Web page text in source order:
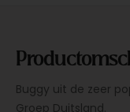
Buggy uit de zeer
Groep Duitsland.